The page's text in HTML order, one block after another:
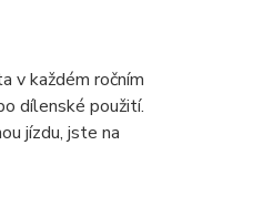
v každém ročním
dílenské použití.
jízdu, jste na